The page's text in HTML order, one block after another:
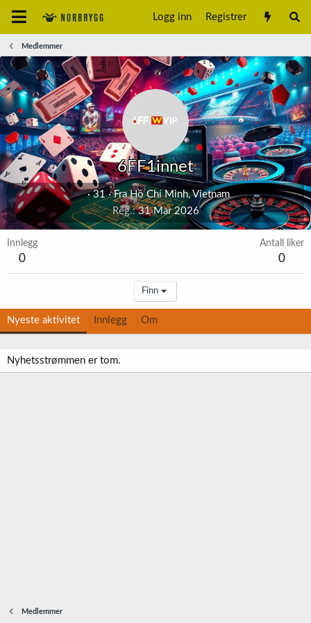
Logg inn Registrer
Medlemmer
6FF1innet
·31·FraHồ Chí Minh, Vietnam
Reg. 31 Mar 2026
Innlegg
0
Antall liker
0
Finn
Nyeste aktivitet Innlegg Om
Nyhetsstrømmen er tom.
Medlemmer